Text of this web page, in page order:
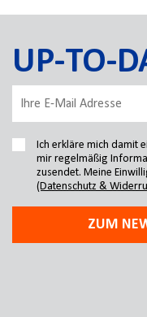
UP-TO-
Ich erkläre mich damit
mir regelmäßig
zusendet. Meine
(Datenschutz &
ZUM